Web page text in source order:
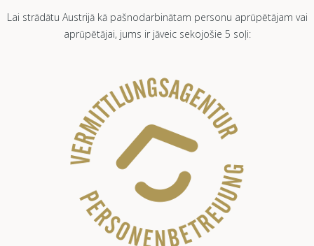
Lai strādātu Austrijā kā pašnodarbinātam personu aprūpētājam vai
aprūpētājai, jums ir jāveic sekojošie 5 soļi: